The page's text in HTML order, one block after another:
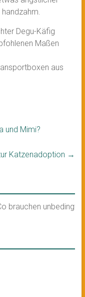
Degu-Käfig
Maßen
aus
und Mimi?
Katzenadoption →
brauchen unbedingt